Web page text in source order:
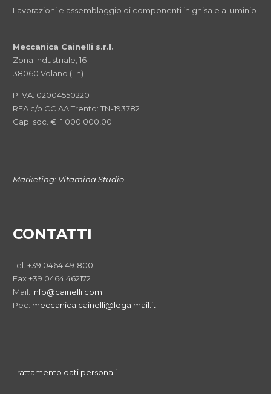
Lavorazioni e assemblaggio di componenti in ghisa e alluminio
Meccanica Cainelli s.r.l.
Zona Industriale, 16
38060 Volano (Tn)
P.IVA: 02004550220
REA c/o CCIAA Trento: TN-193782
Cap. soc. € 1.000.000,00
Marketing: Vitamina Studio
CONTATTI
Tel. +39 0464 491800
Fax +39 0464 462172
Mail: info@cainelli.com
Pec: meccanica.cainelli@legalmail.it
Trattamento dati personali